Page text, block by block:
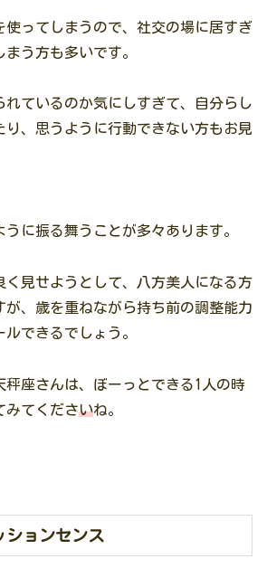
使ってしまうので、社交の場に居すぎ
う方も多いです。
れているのか気にしすぎて、自分らし
り、思うように行動できない方もお見
に振る舞うことが多々あります。
く見せようとして、八方美人になる方
が、歳を重ねながら持ち前の調整能力
できるでしょう。
秤座さんは、ぼーっとできる1人の時
みてくださいね。
ションセンス